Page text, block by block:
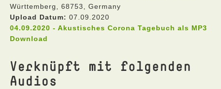
Württemberg, 68753, Germany
Upload Datum: 07.09.2020
04.09.2020 - Akustisches Corona Tagebuch als MP3
Download
Verknüpft mit folgenden
Audios